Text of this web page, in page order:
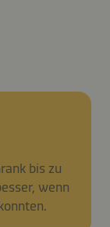
bis zu
wenn